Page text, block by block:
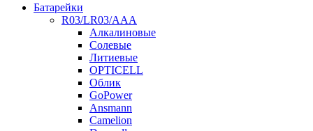
Батарейки
R03/LR03/AAA
Алкалиновые
Солевые
Литиевые
OPTICELL
Облик
GoPower
Ansmann
Camelion